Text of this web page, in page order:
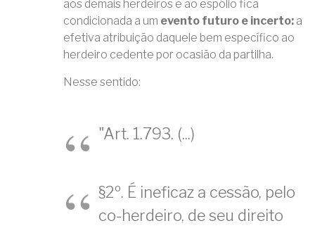
aos demais herdeiros e ao espólio fica
condicionada a um evento futuro e incerto: a
efetiva atribuição daquele bem específico ao
herdeiro cedente por ocasião da partilha.
Nesse sentido:
"Art. 1.793. (...)
§2º. É ineficaz a cessão, pelo
co-herdeiro, de seu direito